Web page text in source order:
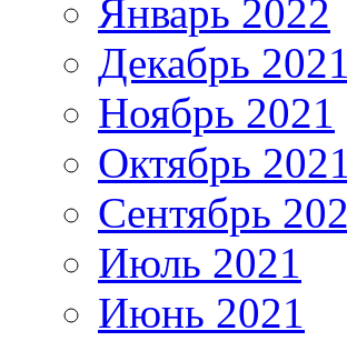
Январь 2022
Декабрь 2021
Ноябрь 2021
Октябрь 2021
Сентябрь
Июль 2021
Июнь 2021